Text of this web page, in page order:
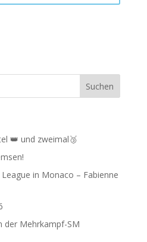
👑 und zweimal🥉
in Monaco – Fabienne
der Mehrkampf-SM